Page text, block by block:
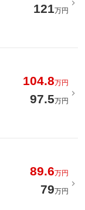
121万円
104.8万円
97.5万円
89.6万円
79万円